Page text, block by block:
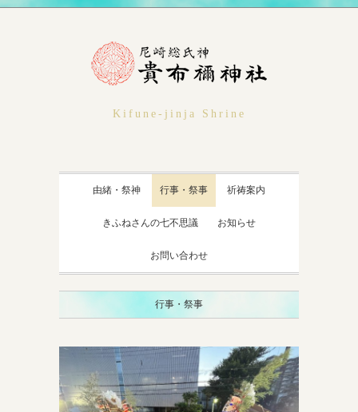
Kifune-jinja Shrine
由緒・祭神 行事・祭事 祈祷案内
きふねさんの七不思議 お知らせ
お問い合わせ
行事・祭事